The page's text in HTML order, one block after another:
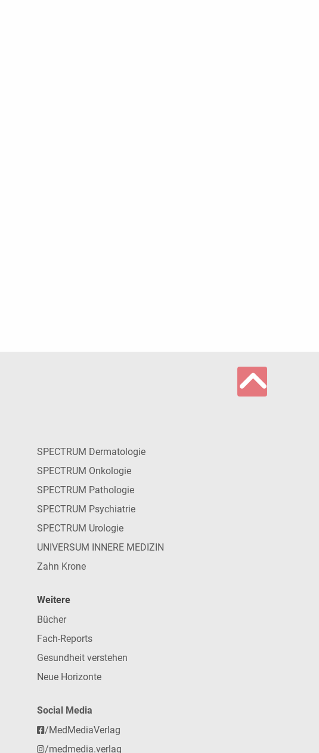
SPECTRUM Dermatologie
SPECTRUM Onkologie
SPECTRUM Pathologie
SPECTRUM Psychiatrie
SPECTRUM Urologie
UNIVERSUM INNERE MEDIZIN
Zahn Krone
Weitere
Bücher
Fach-Reports
Gesundheit verstehen
Neue Horizonte
Social Media
/MedMediaVerlag
/medmedia.verlag